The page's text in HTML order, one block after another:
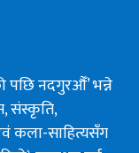
पछि नदगुरऔँ’ भन्ने
संस्कृति,
कला-साहित्यसँग